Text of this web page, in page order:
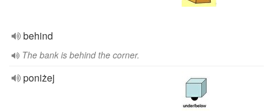
behind
The bank is behind the corner.
poniżej